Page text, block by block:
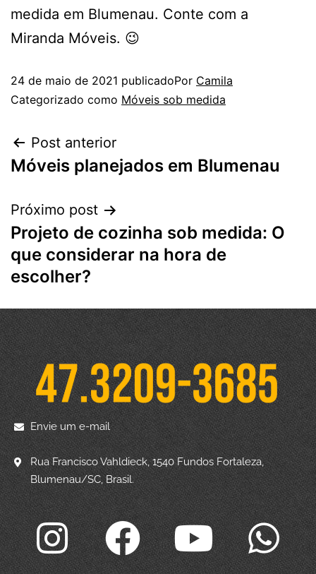
medida em Blumenau. Conte com a
Miranda Móveis. 😉
24 de maio de 2021 publicadoPor Camila
Categorizado como Móveis sob medida
Post anterior
Móveis planejados em Blumenau
Próximo post
Projeto de cozinha sob medida: O
que considerar na hora de
escolher?
Envie um e-mail
Rua Francisco Vahldieck, 1540 Fundos Fortaleza,
Blumenau/SC, Brasil.